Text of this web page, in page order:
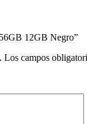
12GB Negro”
Los campos